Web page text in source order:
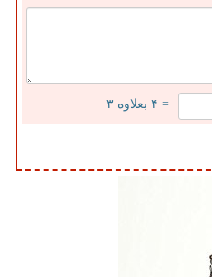
= ۴ بعلاوه ۳